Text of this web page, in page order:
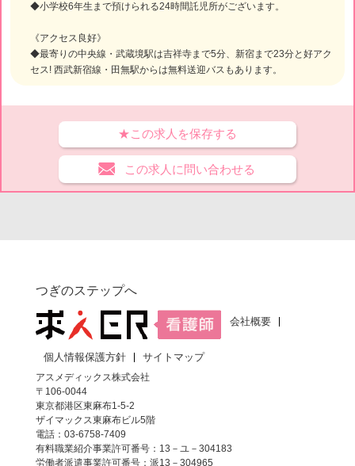
◆小学校6年生まで預けられる24時間託児所がございます。
《アクセス良好》
◆最寄りの中央線・武蔵境駅は吉祥寺まで5分、新宿まで23分と好アク
セス! 西武新宿線・田無駅からは無料送迎バスもあります。
★この求人を保存する
この求人に問い合わせる
つぎのステップへ
会社概要
個人情報保護方針
サイトマップ
アスメディックス株式会社
〒106-0044
東京都港区東麻布1-5-2
ザイマックス東麻布ビル5階
電話：03-6758-7409
有料職業紹介事業許可番号：13－ユ－304183
労働者派遣事業許可番号：派13－304965